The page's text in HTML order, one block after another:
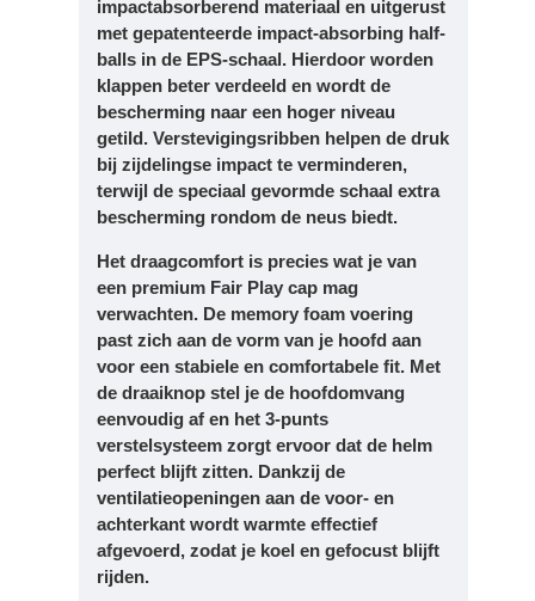
impactabsorberend materiaal en uitgerust
met gepatenteerde impact-absorbing half-
balls in de EPS-schaal. Hierdoor worden
klappen beter verdeeld en wordt de
bescherming naar een hoger niveau
getild. Verstevigingsribben helpen de druk
bij zijdelingse impact te verminderen,
terwijl de speciaal gevormde schaal extra
bescherming rondom de neus biedt.
Het draagcomfort is precies wat je van
een premium Fair Play cap mag
verwachten. De memory foam voering
past zich aan de vorm van je hoofd aan
voor een stabiele en comfortabele fit. Met
de draaiknop stel je de hoofdomvang
eenvoudig af en het 3-punts
verstelsysteem zorgt ervoor dat de helm
perfect blijft zitten. Dankzij de
ventilatieopeningen aan de voor- en
achterkant wordt warmte effectief
afgevoerd, zodat je koel en gefocust blijft
rijden.